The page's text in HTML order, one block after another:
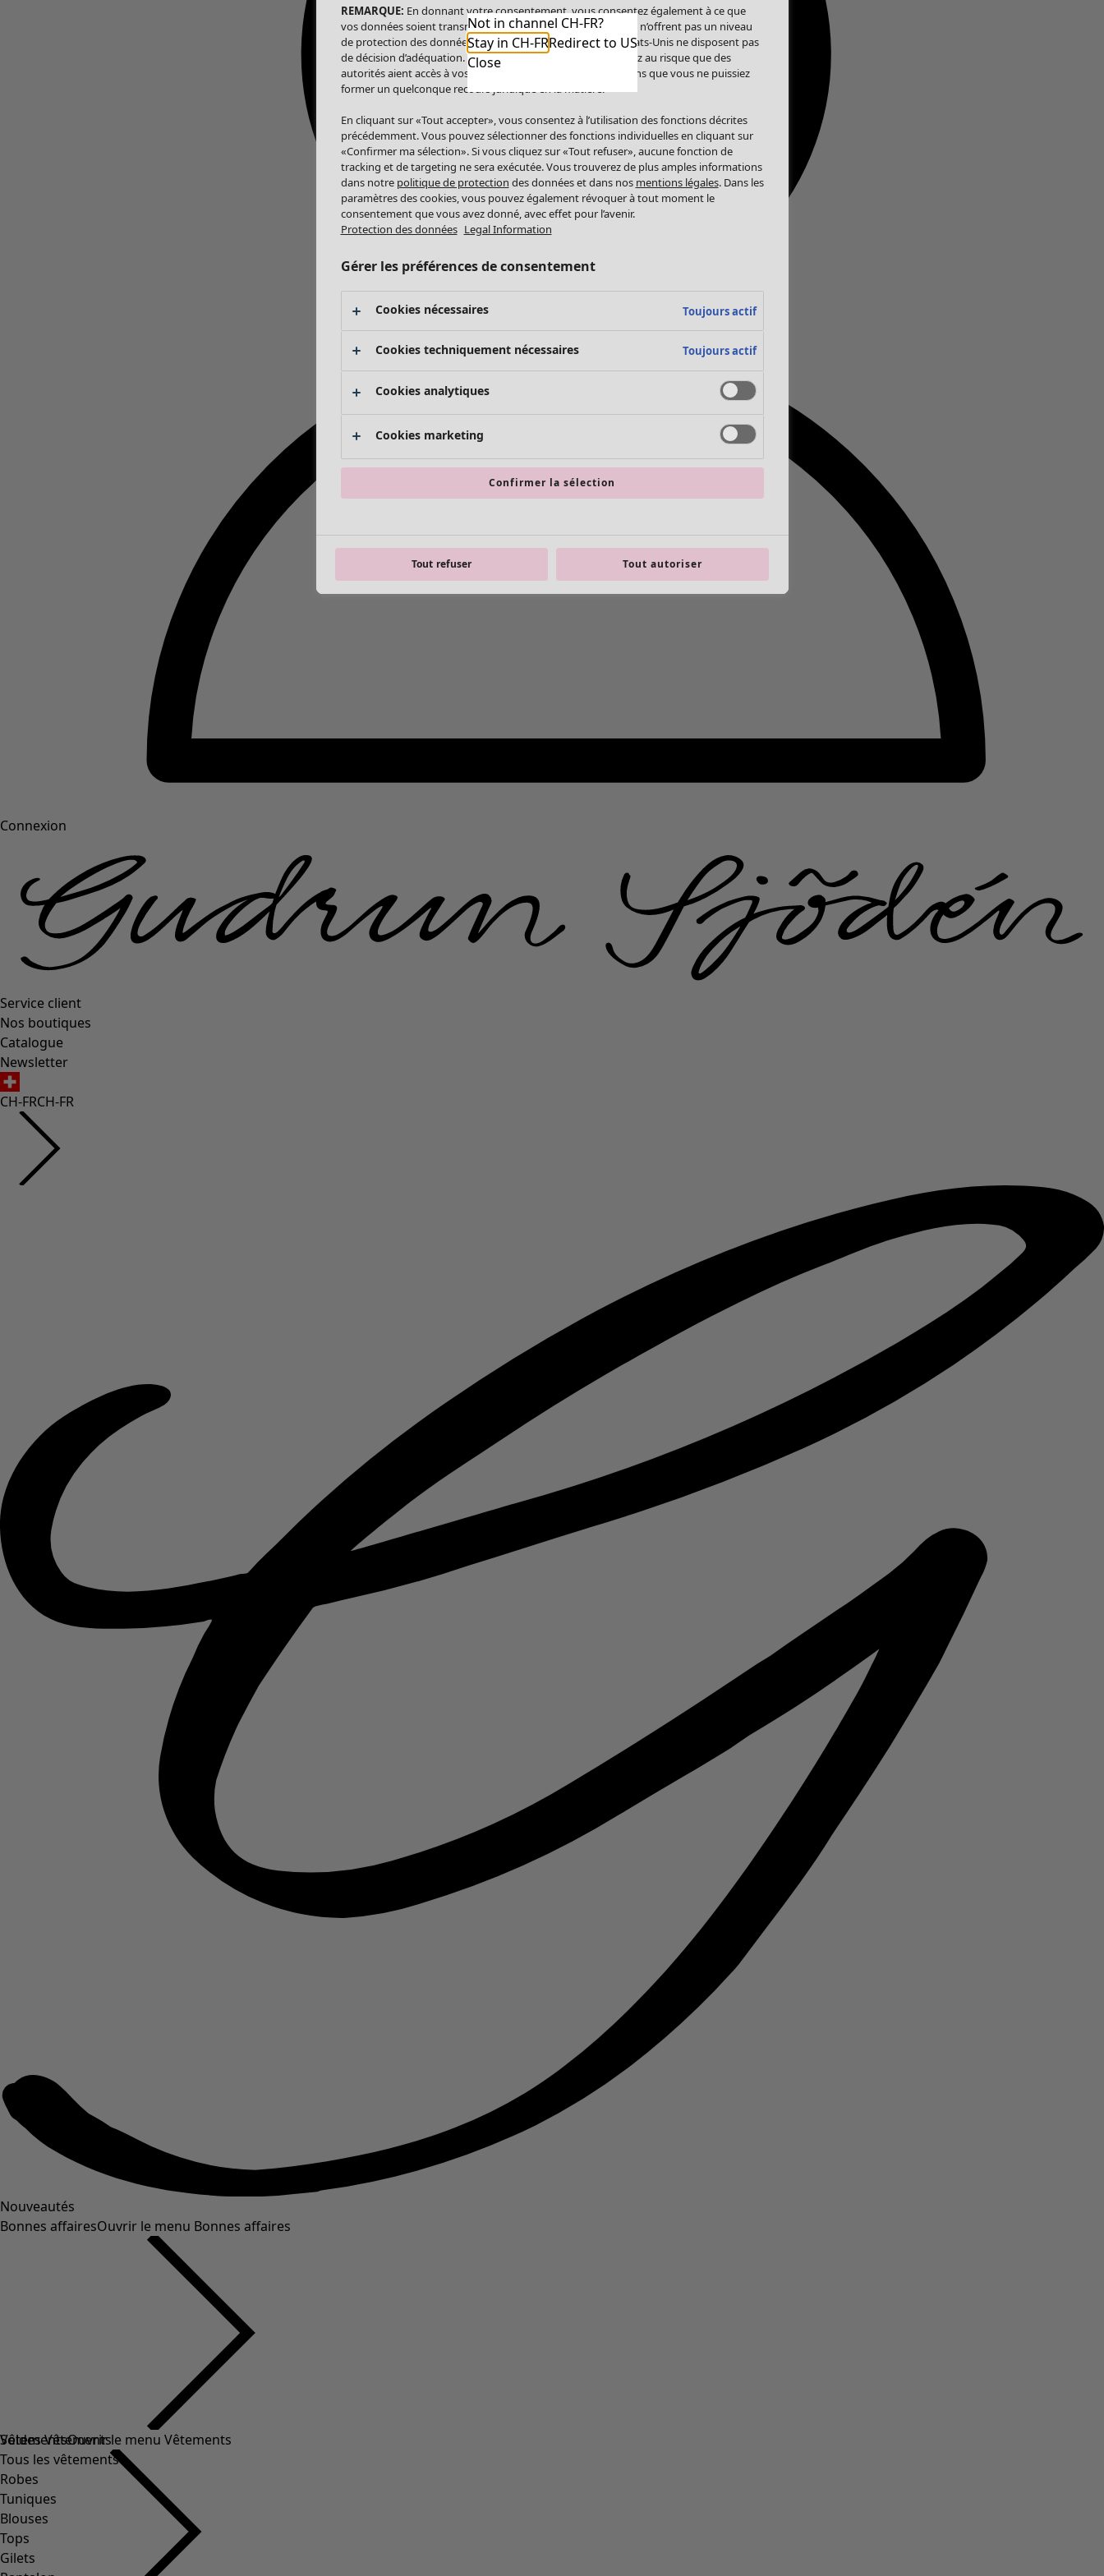
Connexion
Service client
Nos boutiques
Catalogue
Newsletter
CH-FRCH-FR
Nouveautés
Bonnes affairesOuvrir le menu Bonnes affaires
Soldes Vêtements
Tous les vêtements
Robes
Tuniques
Blouses
Tops
Gilets
VêtementsOuvrir le menu Vêtements
Not in channel CH-FR?
Stay in CH-FRRedirect to US
Close
REMARQUE: En donnant votre consentement, vous consentez également à ce que
vos données soient transmises aux États-Unis. Les États-Unis n’offrent pas un niveau
de protection des données comparable à celui de l’UE. Les États-Unis ne disposent pas
de décision d’adéquation. Par conséquent, vous vous exposez au risque que des
autorités aient accès à vos données à caractère personnel sans que vous ne puissiez
former un quelconque recours juridique en la matière.
En cliquant sur «Tout accepter», vous consentez à l’utilisation des fonctions décrites
précédemment. Vous pouvez sélectionner des fonctions individuelles en cliquant sur
«Confirmer ma sélection». Si vous cliquez sur «Tout refuser», aucune fonction de
tracking et de targeting ne sera exécutée. Vous trouverez de plus amples informations
dans notre politique de protection des données et dans nos mentions légales. Dans les
paramètres des cookies, vous pouvez également révoquer à tout moment le
consentement que vous avez donné, avec effet pour l’avenir.
Protection des données Legal Information
Gérer les préférences de consentement
Cookies nécessaires Toujours actif
Cookies techniquement nécessaires Toujours actif
Cookies analytiques
Cookies marketing
Confirmer la sélection
Tout refuser Tout autoriser